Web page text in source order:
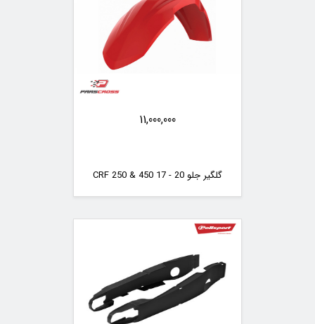
11,000,000
گلگیر جلو CRF 250 & 450 17 - 20